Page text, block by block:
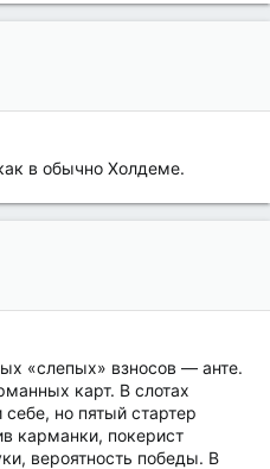
в обычно Холдеме.
«слепых» взносов — анте.
карт. В слотах
но пятый стартер
карманки, покерист
вероятность победы. В